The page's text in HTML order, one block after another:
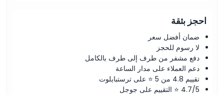
احجز بثقة
ضمان أفضل سعر
لا رسوم للحجز
دفع مشفر من طرف إلى طرف بالكامل
دعم العملاء على مدار الساعة
تقييم 4.8 من 5 ⭐ على ترستبايلوت
4.7/5 ⭐ التقييم على جوجل